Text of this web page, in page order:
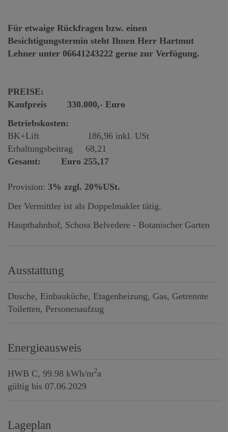
Für etwaige Rückfragen bzw. einen
Besichtigungstermin steht Ihnen Herr Hartmut
Lehner unter 06641243222 gerne zur Verfügung.
PREISE:
Kaufpreis 330.000,- Euro
Betriebskosten:
BK+Lift 186,96 inkl. USt
Erhaltungsbeitrag 68,21
Gesamt: Euro 255,17
Provision: 3% zzgl. 20%USt.
Der Vermittler ist als Doppelmakler tätig.
Hauptbahnhof, Schoss Belvedere - Botanischer Garten
Ausstattung
Dusche Einbauküche Etagenheizung Gas Getrennte
Toiletten Personenaufzug
Energieausweis
HWB C, 99.98 kWh/m2a
gültig bis 07.06.2029
Lageplan